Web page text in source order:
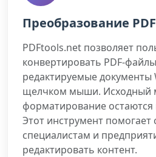
Преобразование
PDFtools.net позволяет
конвертировать PDF-
редактируемые
щелчком мыши. Исходный
форматирование
Этот инструмент помогает
специалистам и
редактировать контент.